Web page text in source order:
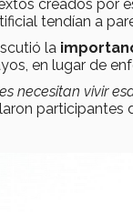
creados por
tendían a
la
en lugar de
necesitan vivir
participantes